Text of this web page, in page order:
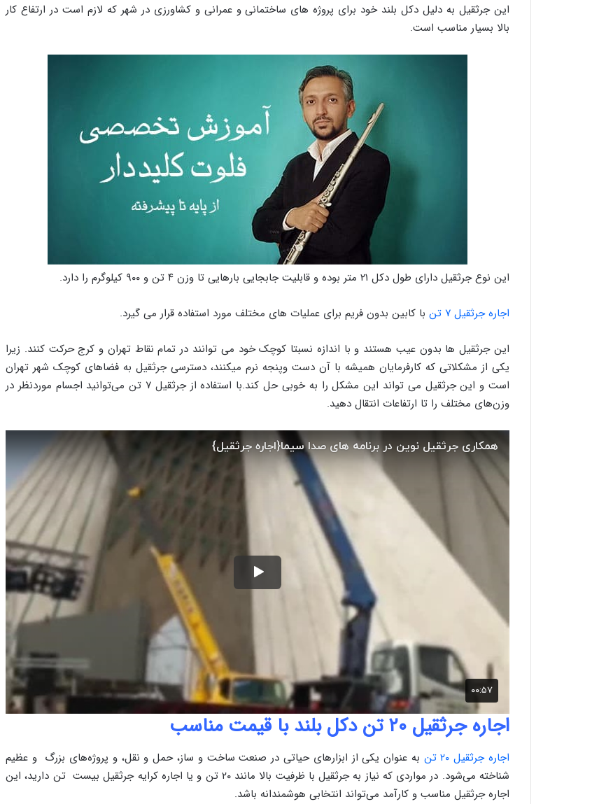
این جرثقیل به دلیل دکل بلند خود برای پروژه های ساختمانی و عمرانی و کشاورزی در شهر که لازم است در ارتفاع کار
بالا بسیار مناسب است.
این نوع جرثقیل دارای طول دکل ۲۱ متر بوده و قابلیت جابجایی بارهایی تا وزن ۴ تن و ۹۰۰ کیلوگرم را دارد.
اجاره جرثقیل تن با کابین بدون فریم برای عملیات های مختلف مورد استفاده قرار می گیرد.
این جرثقیل ها بدون عیب هستند و با اندازه نسبتا کوچک خود می توانند در تمام نقاط تهران و کرج حرکت کنند. زیرا
یکی از مشکلاتی که کارفرمایان همیشه با آن دست وپنجه نرم میکنند، دسترسی جرثقیل به فضاهای کوچک شهر تهران
است و این جرثقیل می تواند این مشکل را به خوبی حل کند.با استفاده از جرثقیل ۷ تن می‌توانید اجسام موردنظر در
وزن‌های مختلف را تا ارتفاعات انتقال دهید.
اجاره جرثقیل ۲۰ تن دکل بلند با قیمت مناسب
اجاره جرثقیل۲۰ تن به عنوان یکی از ابزارهای حیاتی در صنعت ساخت و ساز، حمل و نقل، و پروژه‌های بزرگ و عظیم
شناخته می‌شود. در مواردی که نیاز به جرثقیل با ظرفیت بالا مانند ۲۰ تن و یا اجاره کرایه جرثقیل بیست تن دارید، این
اجاره جرثقیل مناسب و کارآمد می‌تواند انتخابی هوشمندانه باشد.